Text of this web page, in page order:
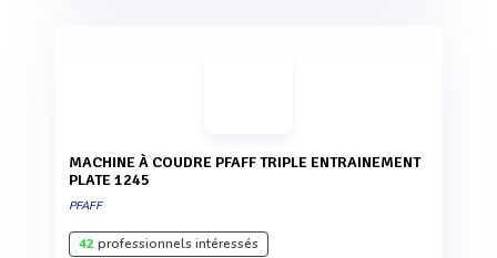
MACHINE À COUDRE PFAFF TRIPLE ENTRAINEMENT
PLATE 1245
PFAFF
42professionnels intéressés